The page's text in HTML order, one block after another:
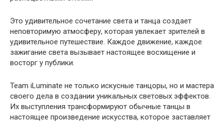
Это удивительное сочетание света и танца создает
неповторимую атмосферу, которая увлекает зрителей в
удивительное путешествие. Каждое движение, каждое
зажигание света вызывает настоящее восхищение и
восторг у публики.
Team iLuminate не только искусные танцоры, но и мастера
своего дела в создании уникальных световых эффектов.
Их выступления трансформируют обычные танцы в
настоящее произведение искусства, которое заставляет